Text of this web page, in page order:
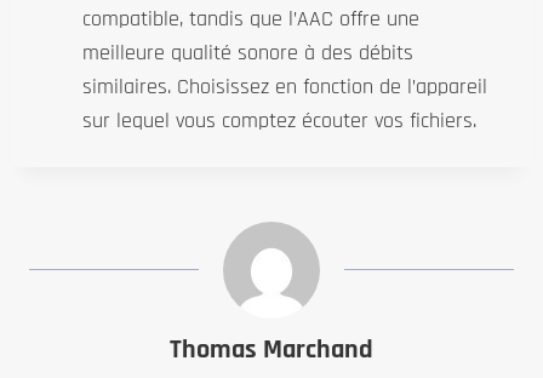
compatible, tandis que l’AAC offre une
meilleure qualité sonore à des débits
similaires. Choisissez en fonction de l’appareil
sur lequel vous comptez écouter vos fichiers.
Thomas Marchand